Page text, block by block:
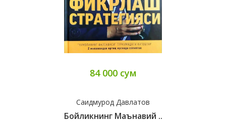
84 000 сум
Саидмурод Давлатов
Бойликнинг Маънавий ..